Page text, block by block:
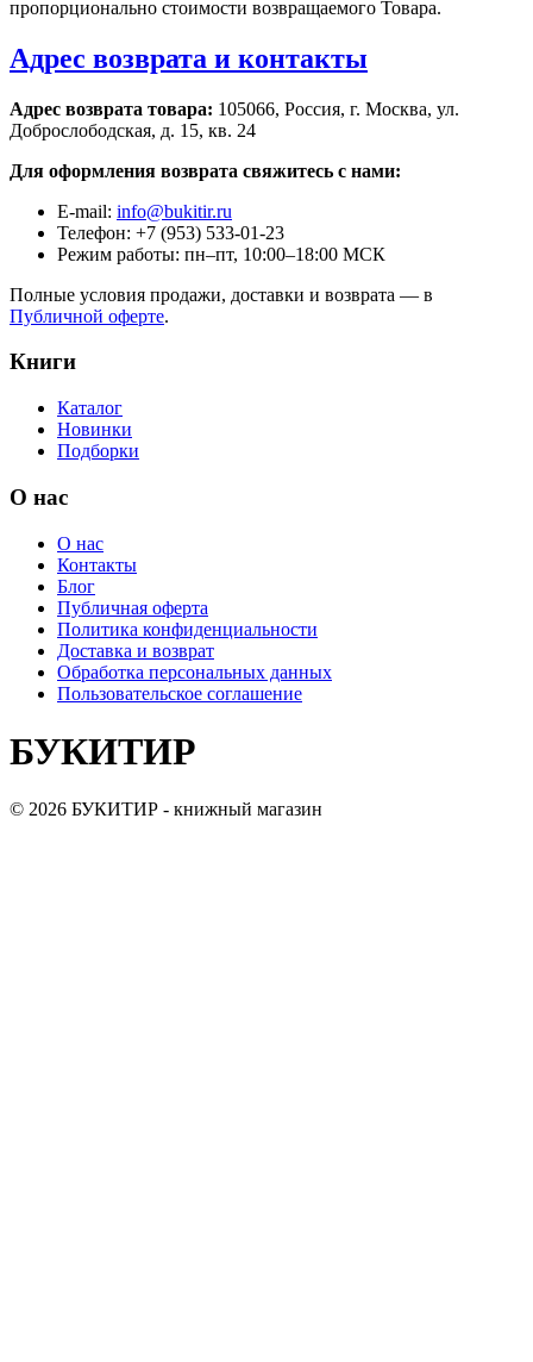
пропорционально стоимости возвращаемого Товара.
Адрес возврата и контакты
Адрес возврата товара: 105066, Россия, г. Москва, ул.
Доброслободская, д. 15, кв. 24
Для оформления возврата свяжитесь с нами:
E-mail: info@bukitir.ru
Телефон: +7 (953) 533-01-23
Режим работы: пн–пт, 10:00–18:00 МСК
Полные условия продажи, доставки и возврата — в
Публичной оферте.
Книги
Каталог
Новинки
Подборки
О нас
О нас
Контакты
Блог
Публичная оферта
Политика конфиденциальности
Доставка и возврат
Обработка персональных данных
Пользовательское соглашение
БУКИТИР
© 2026 БУКИТИР - книжный магазин